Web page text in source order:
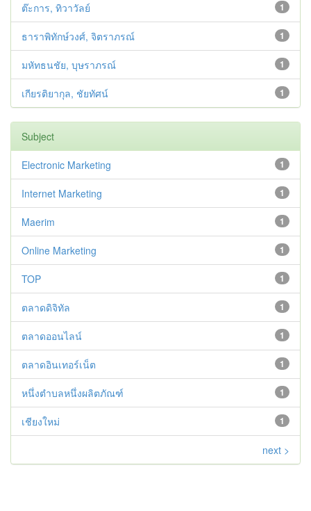
1
ต๊ะการ, ทิวาวัลย์
1
ธาราพิทักษ์วงศ์, จิตราภรณ์
1
มหัทธนชัย, บุษราภรณ์
1
เกียรติยากุล, ชัยทัศน์
Subject
1
Electronic Marketing
1
Internet Marketing
1
Maerim
1
Online Marketing
1
TOP
1
ตลาดดิจิทัล
1
ตลาดออนไลน์
1
ตลาดอินเทอร์เน็ต
1
หนึ่งตำบลหนึ่งผลิตภัณฑ์
1
เชียงใหม่
next >